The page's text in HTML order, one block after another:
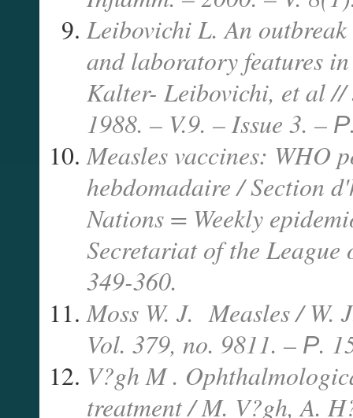
Leibovichi L. An
and laboratory features
Kalter- Leibovichi, et al
1988. – V.9. – Issue 3. – Р
Measles vaccines: WHO
hebdomadaire / Section
Nations = Weekly
Secretariat of the
349-360.
Moss W. J. Measles / W.
Vol. 379, no. 9811. – Р.
V?gh M .
treatment / M. V?gh, A.